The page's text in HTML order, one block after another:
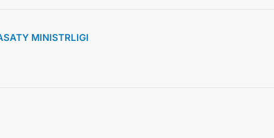
MINISTRLIGI